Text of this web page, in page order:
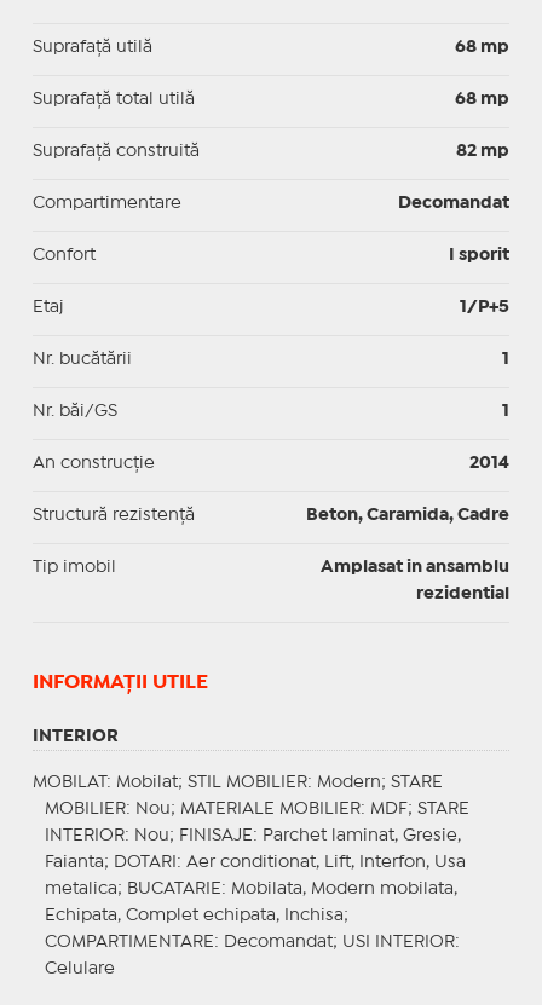
Suprafaţă utilă 68 mp
Suprafaţă total utilă 68 mp
Suprafaţă construită 82 mp
Compartimentare Decomandat
Confort I sporit
Etaj 1/P+5
Nr. bucătării 1
Nr. băi/GS 1
An construcție 2014
Structură rezistență Beton, Caramida, Cadre
Tip imobil
Amplasat in ansamblu
rezidential
INFORMAŢII UTILE
INTERIOR
MOBILAT : Mobilat; STIL MOBILIER: Modern; STARE
MOBILIER: Nou; MATERIALE MOBILIER: MDF; STARE
INTERIOR: Nou; FINISAJE : Parchet laminat, Gresie,
Faianta;
DOTARI : Aer conditionat, Lift, Interfon, Usa
metalica; BUCATARIE : Mobilata, Modern mobilata,
Echipata, Complet echipata, Inchisa;
COMPARTIMENTARE : Decomandat; USI INTERIOR:
Celulare